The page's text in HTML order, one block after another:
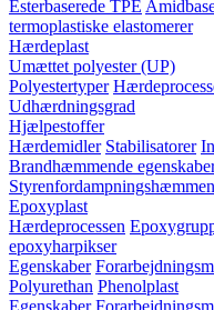
Esterbaserede TPE
termoplastiske elastomerer
Hærdeplast
Umættet polyester (UP)
Polyestertyper
Udhærdningsgrad
Hjælpestoffer
Hærdemidler Stabilisatorer
Brandhæmmende
Epoxyplast
Hærdeprocessen
epoxyharpikser
Egenskaber
Polyurethan Phenolplast
Egenskaber